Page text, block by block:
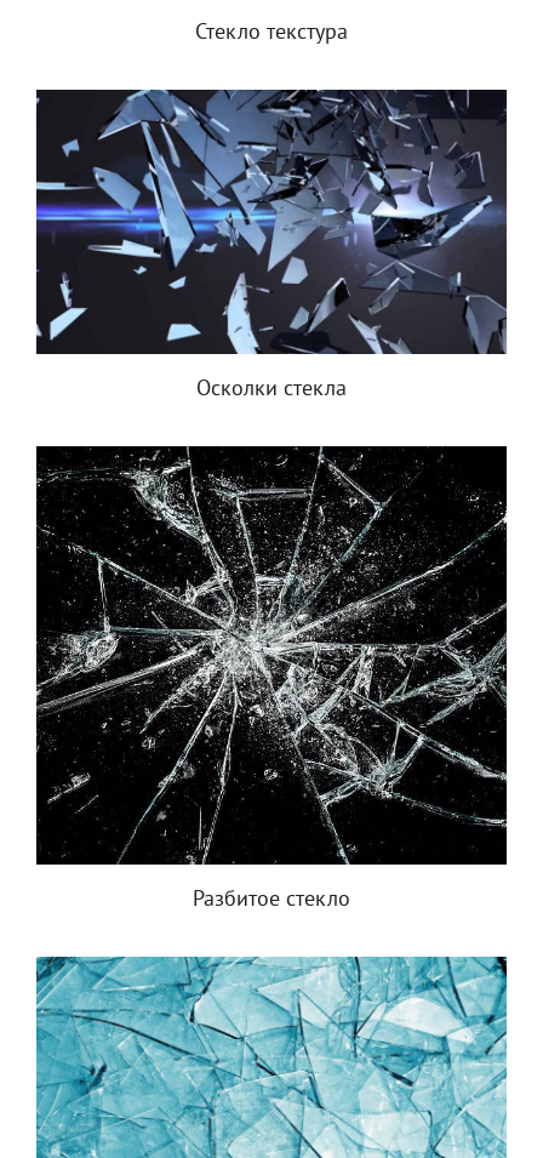
Стекло текстура
Осколки стекла
Разбитое стекло